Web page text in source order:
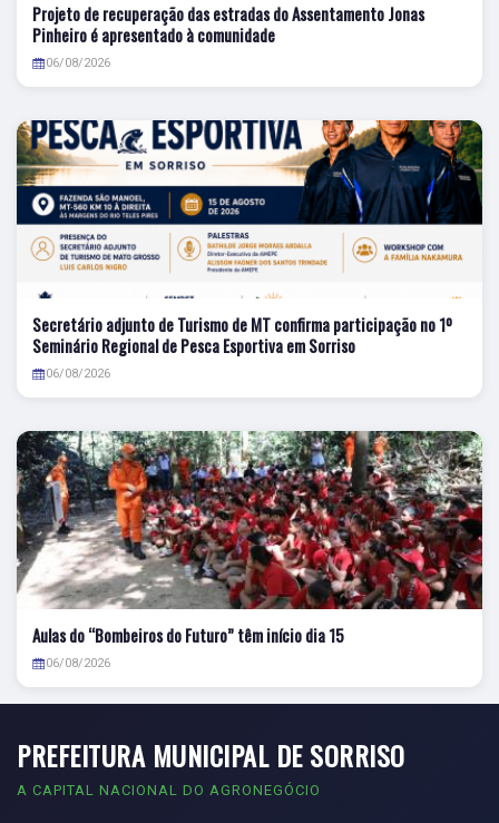
Projeto de recuperação das estradas do Assentamento Jonas
Pinheiro é apresentado à comunidade
06/08/2026
Secretário adjunto de Turismo de MT confirma participação no 1º
Seminário Regional de Pesca Esportiva em Sorriso
06/08/2026
Aulas do “Bombeiros do Futuro” têm início dia 15
06/08/2026
PREFEITURA MUNICIPAL DE SORRISO
A CAPITAL NACIONAL DO AGRONEGÓCIO